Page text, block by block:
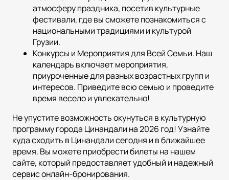
атмосферу праздника, посетив культурные
фестивали, где вы сможете познакомиться с
национальными традициями и культурой
Грузии.
Конкурсы и Мероприятия для Всей Семьи. Наш
календарь включает мероприятия,
приуроченные для разных возрастных групп и
интересов. Приведите всю семью и проведите
время весело и увлекательно!
Не упустите возможность окунуться в культурную
программу города Цинандали на 2026 год! Узнайте
куда сходить в Цинандали сегодня и в ближайшее
время. Вы можете приобрести билеты на нашем
сайте, который предоставляет удобный и надежный
сервис онлайн-бронирования.